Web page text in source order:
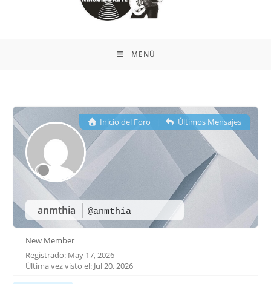
MENÚ
anmthia @anmthia
Inicio del Foro | Últimos Mensajes
New Member
Registrado: May 17, 2026
Última vez visto el: Jul 20, 2026